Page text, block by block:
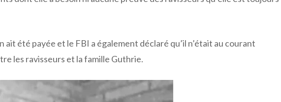
ait été payée et le FBI a également déclaré qu’il n’était au courant
les ravisseurs et la famille Guthrie.